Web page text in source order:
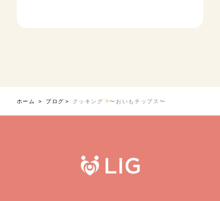
ホーム ブログ クッキング 〜おいもチップス〜